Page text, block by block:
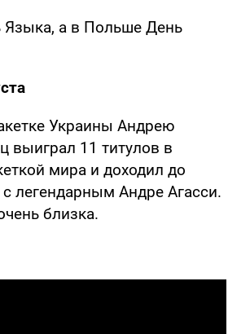
а в Польше День
Украины Андрею
выиграл 11 титулов в
мира и доходил до
легендарным Андре Агасси.
близка.